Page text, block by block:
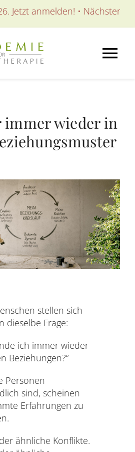
• Nächster
immer wieder in
stellen sich
dieselbe Frage:
ich immer wieder
Beziehungen?“
Personen
sind, scheinen
Erfahrungen zu
ähnliche Konflikte.